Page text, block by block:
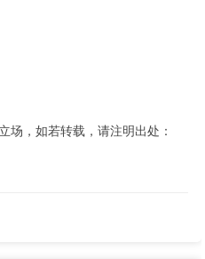
场，如若转载，请注明出处：